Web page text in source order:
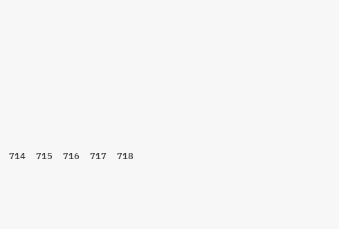
Zur Seite
714 Zur Seite
715 Zur Seite
716 Zur Seite
717 Zur Seite
718